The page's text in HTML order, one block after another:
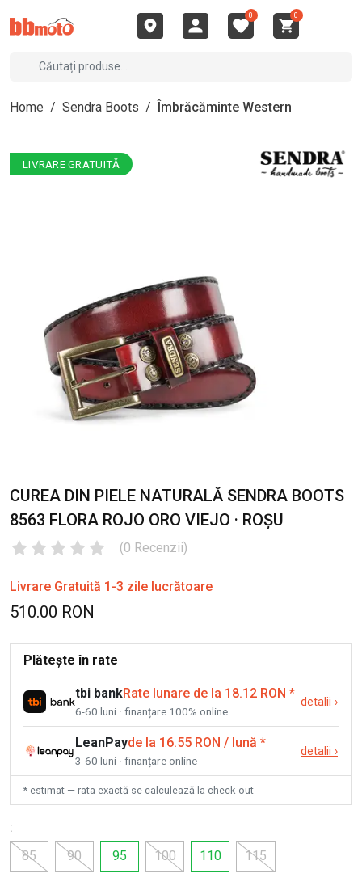
0 0
Home / Sendra Boots / Îmbrăcăminte Western
LIVRARE GRATUITĂ
CUREA DIN PIELE NATURALĂ SENDRA BOOTS
8563 FLORA ROJO ORO VIEJO · ROȘU
(0 Recenzii)
Livrare Gratuită 1-3 zile lucrătoare
510.00 RON
Plătește în rate
tbi bankRate lunare de la 18.12 RON *
6-60 luni · finanțare 100% online
detalii ›
LeanPayde la 16.55 RON / lună *
3-60 luni · finanțare online
detalii ›
* estimat — rata exactă se calculează la check-out
:
85
90 95 100 110 115